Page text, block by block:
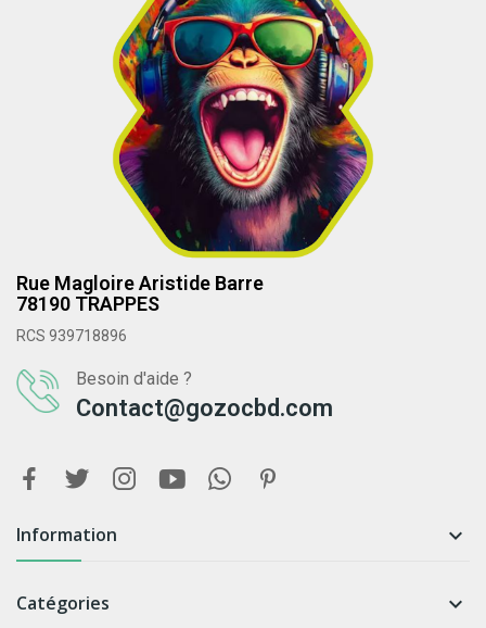
Rue Magloire Aristide Barre
78190 TRAPPES
RCS 939718896
Besoin d'aide ?
Contact@gozocbd.com
Information 
Catégories 